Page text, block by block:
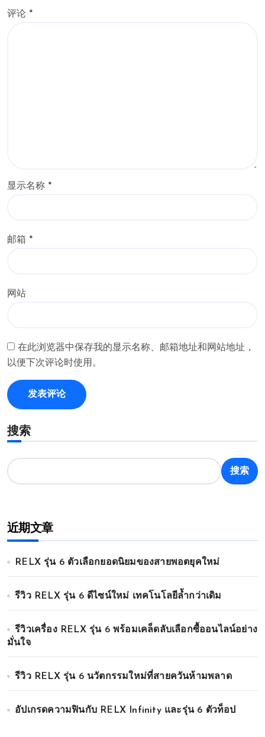
评论 *
显示名称 *
邮箱 *
网站
在此浏览器中保存我的显示名称、邮箱地址和网站地址，
以便下次评论时使用。
搜索
搜索
近期文章
RELX รุ่น 6 ตัวเลือกยอดนิยมของสายพอตยุคใหม่
รีวิว RELX รุ่น 6 ดีไซน์ใหม่ เทคโนโลยีล้ำกว่าเดิม
รีวิวเครื่อง RELX รุ่น 6 พร้อมเคล็ดลับเลือกซื้ออนไลน์อย่าง
มั่นใจ
รีวิว RELX รุ่น 6 นวัตกรรมใหม่ที่สายควันห้ามพลาด
อัปเกรดความฟินกับ RELX Infinity และรุ่น 6 ตัวท็อป